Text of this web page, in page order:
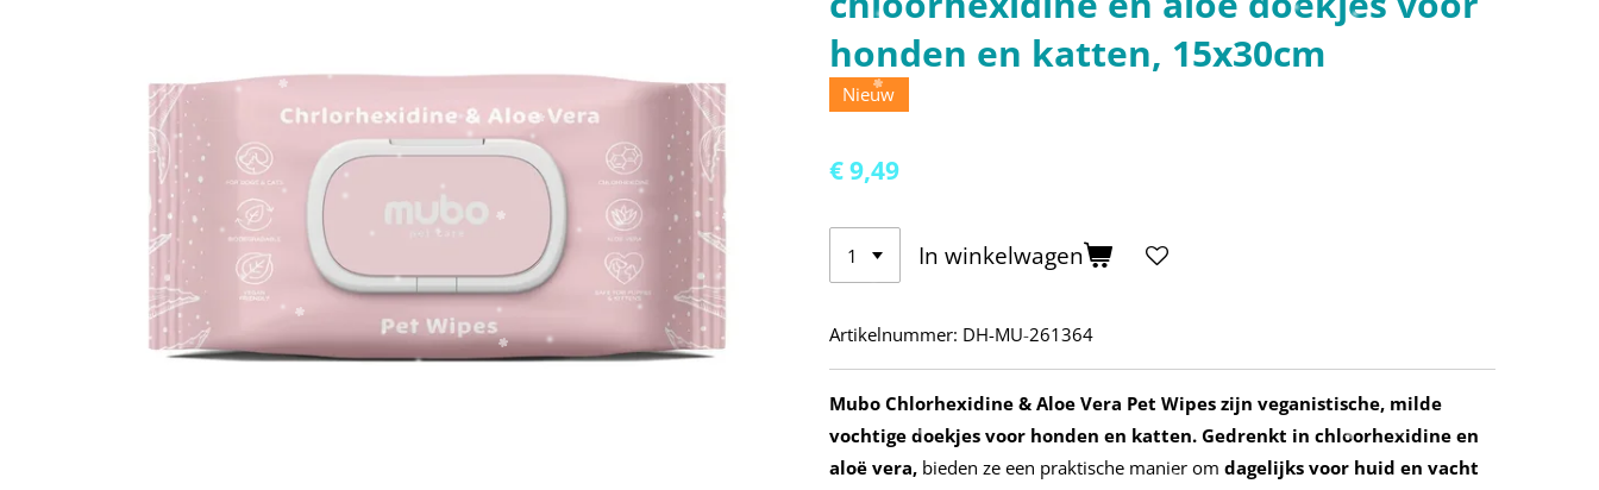
honden en katten, 15x30cm
Nieuw
€ 9,49
In winkelwagen
Artikelnummer: DH-MU-261364
Mubo Chlorhexidine & Aloe Vera Pet Wipes zijn veganistische, milde
vochtige doekjes voor honden en katten. Gedrenkt in chloorhexidine en
aloë vera, bieden ze een praktische manier om dagelijks voor huid en vacht